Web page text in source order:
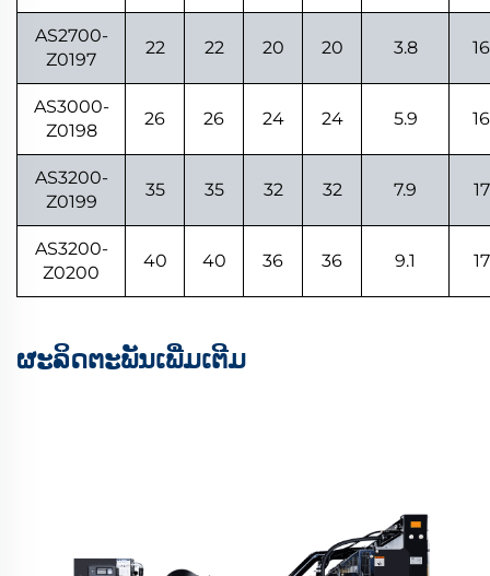
AS2700-
Z0197
22 22 20 20 3.8
AS3000-
Z0198
26 26 24 24 5.9
AS3200-
Z0199
35 35 32 32 7.9
AS3200-
Z0200
40 40 36 36 9.1
ຜະລິດຕະພັນເພີ່ມເຕີມ